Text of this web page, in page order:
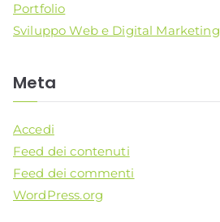
Portfolio
Sviluppo Web e Digital Marketing
Meta
Accedi
Feed dei contenuti
Feed dei commenti
WordPress.org